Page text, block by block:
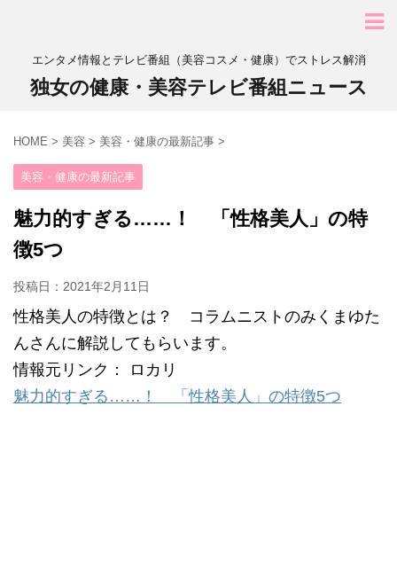
エンタメ情報とテレビ番組（美容コスメ・健康）でストレス解消
独女の健康・美容テレビ番組ニュース
HOME > 美容 > 美容・健康の最新記事 >
美容・健康の最新記事
魅力的すぎる……！ 「性格美人」の特
徴5つ
投稿日： 2021年2月11日
性格美人の特徴とは？ コラムニストのみくまゆた
んさんに解説してもらいます。
情報元リンク： ロカリ
魅力的すぎる……！ 「性格美人」の特徴5つ